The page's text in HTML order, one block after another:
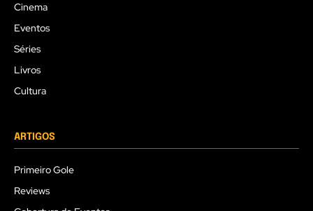
Cinema
Eventos
Séries
Livros
Cultura
ARTIGOS
Primeiro Gole
Reviews